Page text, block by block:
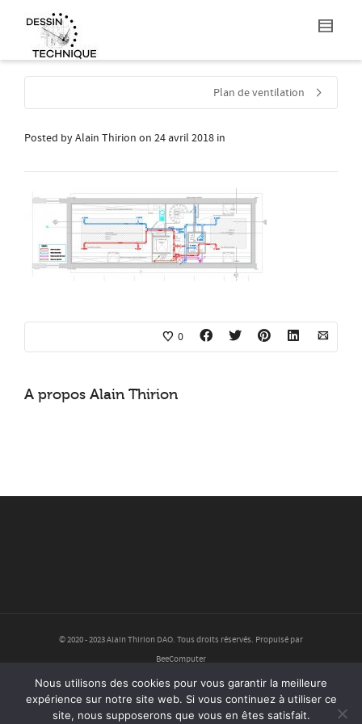
Plan de ventilation
Posted byAlain Thirion on 24 avril 2018 in
0
A propos Alain Thirion
© 2020 - 2023 Alain Thirion DAO. Tous droits réservés. Propulsé par
BeeComputer
Politique de confidentialité
Mentions légales et conditions d’utilisation du site
Nous utilisons des cookies pour vous garantir la meilleure
expérience sur notre site web. Si vous continuez à utiliser ce
site, nous supposerons que vous en êtes satisfait.